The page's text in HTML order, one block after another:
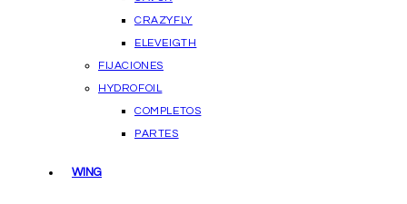
CRAZYFLY
ELEVEIGTH
FIJACIONES
HYDROFOIL
COMPLETOS
PARTES
WING